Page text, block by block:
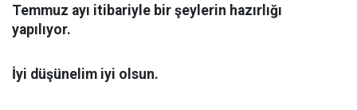
Temmuz ayı itibariyle bir şeylerin hazırlığı
yapılıyor.
İyi düşünelim iyi olsun.